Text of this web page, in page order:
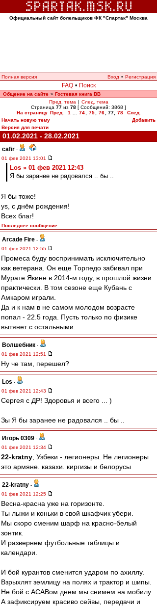
Официальный сайт болельщиков ФК "Спартак" Москва
Полная версия Вход • Регистрация
FAQ • Поиск
Общение на сайте » Гостевая книга ВВ
Пред. тема | След. тема
Страница 77 из 78 [ Сообщений: 3868 ]
На страницу Пред. 1 74 75 76 77, 78
След.
Начать новую тему
Добавить
Версия для печати
01.02.2021 - 28.02.2021
cafir -
01 фев 2021 13:01
Los » 01 фев 2021 12:43
Я бы заранее не радовался .. бы ..
Я бы тоже!
ys, с днём рождения!
Всех благ!
Последнее сообщение
Arcade Fire -
01 фев 2021 12:55
Промеса буду воспринимать исключительно
как ветерана. Он еще Торпедо забивал при
Мурате Якине в 2014-м году, в прошлой жизни
практически. В том сезоне еще Кубань с
Амкаром играли.
Да и к нам в не самом молодом возрасте
попал - 22.5 года. Пусть только по физике
вытянет с остальными.
Волшебник -
01 фев 2021 12:51
Ну че там, перешел?
Los -
01 фев 2021 12:43
Сергея с ДР! Здоровья и всего ... )
Зы Я бы заранее не радовался .. бы ..
Игорь 0309 -
01 фев 2021 12:34
22-kratny , Узбеки - легионеры. Не легионеры
это армяне. казахи. киргизы и белорусы
22-kratny -
01 фев 2021 12:25
Весна-красна уже на горизонте.
Ты лыжи и коньки в свой шкафчик убери.
Мы скоро сменим шарф на красно-белый
зонтик.
И развернем футбольные таблицы и
календари.
И бой курантов сменится ударом по ахиллу.
Взрыхлят землицу на полях и трактор и шипы.
Не бой с ACABом днем мы снимем на мобилу.
А зафиксируем красиво сейвы, передачи и